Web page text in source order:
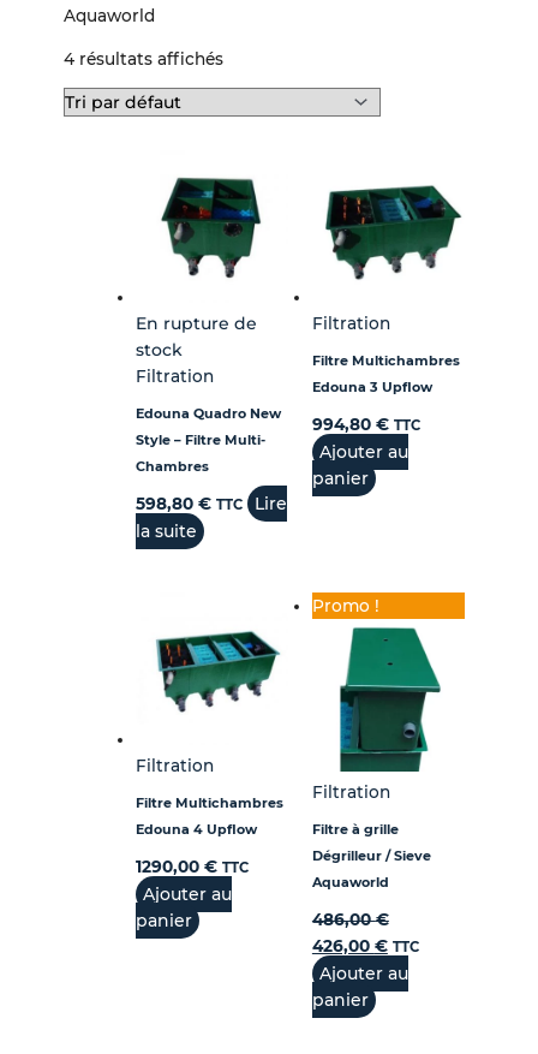
Aquaworld
4 résultats affichés
En rupture de
stock
Filtration
Edouna Quadro New
Style – Filtre Multi-
Chambres
598,80 € TTC
Lire
la suite
Filtration
Filtre Multichambres
Edouna 3 Upflow
994,80 € TTC
Ajouter au
panier
Filtration
Filtre Multichambres
Edouna 4 Upflow
1290,00 € TTC
Ajouter au
panier
Promo !
Filtration
Filtre à grille
Dégrilleur / Sieve
Aquaworld
486,00€
initial
était :
426,00 € TTC
Ajouter au
panier